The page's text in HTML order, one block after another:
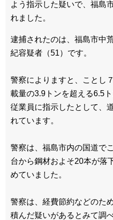
よう指示した疑いで、福島
れました。
逮捕されたのは、福島市中
紀容疑者（51）です。
警察によりますと、ことし
載量の3.9トンを超える6.5
従業員に指示したとして、
れています。
警察は、福島市内の国道で
台から鋼材およそ20本が落
めていました。
警察は、経費節約などのた
積んだ疑いがあるとみて調